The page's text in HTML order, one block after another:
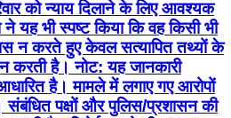
को न्याय दिलाने के लिए आवश्यक
यह भी स्पष्ट किया कि वह किसी भी
न करते हुए केवल सत्यापित तथ्यों के
करती है। नोट: यह जानकारी
है। मामले में लगाए गए आरोपों
संबंधित पक्षों और पुलिस/प्रशासन की